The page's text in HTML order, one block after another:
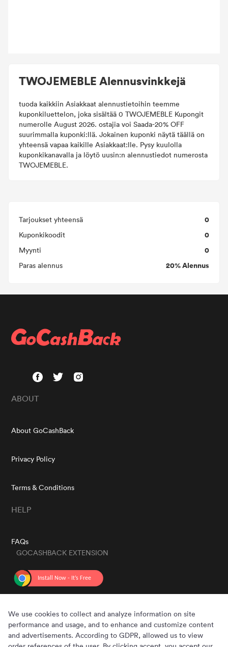
TWOJEMEBLE Alennusvinkkejä
tuoda kaikkiin Asiakkaat alennustietoihin teemme
kuponkiluettelon, joka sisältää 0 TWOJEMEBLE Kupongit
numerolle August 2026. ostajia voi Saada-20% OFF
suurimmalla kuponki:llä. Jokainen kuponki näytä täällä on
yhteensä vapaa kaikille Asiakkaat:lle. Pysy kuulolla
kuponkikanavalla ja löytö uusin:n alennustiedot numerosta
TWOJEMEBLE.
Tarjoukset yhteensä 0
Kuponkikoodit 0
Myynti 0
Paras alennus 20% Alennus
ABOUT
About GoCashBack
Privacy Policy
Terms & Conditions
HELP
FAQs
GOCASHBACK EXTENSION
We use cookies to collect and analyze information on site
performance and usage, and to enhance and customize content
and advertisements. According to GDPR, allowed us to view